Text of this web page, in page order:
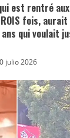
est rentré
fois,
qui voulait
julio 2026